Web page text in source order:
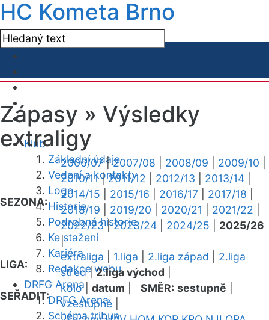
HC Kometa Brno
Klub
Základní údaje
Vedení a kontakty
Logo
Historie
Podrobná historie
Ke stažení
Kariéra
Redakce webu
DRFG Arena
DRFG Arena
Schéma tribun
Zápasy » Výsledky
extraligy
SEZONA:
2006/07|2007/08 2008/09 2009/10
2010/11|2011/12 2012/13 2013/14
2014/15
2015/16 2016/17 2017/18
2018/19
2019/20 2020/21 2021/22
2022/23|2023/24 2024/25
2025/26
|
LIGA:
extraliga 1.liga 2.liga západ
2.liga
střed|2.liga východ
SEŘADIT:
kolo| datum SMĚR: sestupně
vzestupně